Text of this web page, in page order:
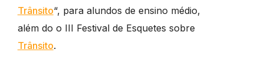
Trânsito“, para alundos de ensino médio,
além do o III Festival de Esquetes sobre
Trânsito.